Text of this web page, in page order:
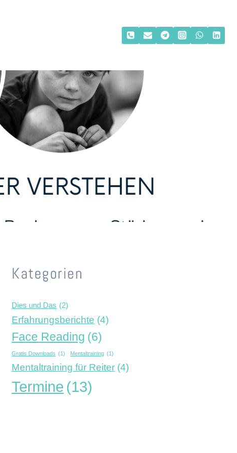
Kategorien
Dies und Das (2)
Erfahrungsberichte (4)
Face Reading (6)
Gratis Downloads (1) Mentaltraining (1)
Mentaltraining für Reiter (4)
Termine (13)